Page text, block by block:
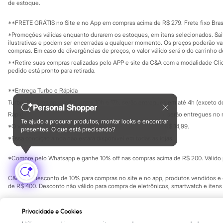
Yessica
Acessórios
Blusas
Calçados
Leggings
Shorts e Bermudas
Tops
Moda íntima
Cintas e Modeladores
Meias
Pijamas
Sutiãs e Tops
Moda praia
Maiôs
Saídas de praia
Personagens
Plus size
Blusas e Camisetas
Calças
Casacos e Jaquetas
Jeans
Personal Shopper
Te ajudo a procurar produtos, montar looks e encontrar
presentes. O que está precisando?
Investidores
Privacidade
Configuração de cookies
Minha privacidade
Educação
Formas de pagamento
de estoque.
**FRETE GRÁTIS no Site e no App em compras acima de R$ 279. Frete fixo
*Promoções válidas enquanto durarem os estoques, em itens selecionados.
ilustrativas e podem ser encerradas a qualquer momento. Os preços poderão
compras. Em caso de divergências de preços, o valor válido será o do carrinho
**Retire suas compras realizadas pelo APP e site da C&A com a modalidade
pedido está pronto para retirada.
**Entrega Turbo e Rápida
Turbo: Pedidos aprovados entre 10h e 17h, serão entregues em até 4h (exceto
Rápida: Pedidos com os pagamentos aprovados até as 10h, serão entregues
*O valor do frete para o turbo é R$ 24,99 e para a rápida é R$ 14,99.
*Essa condição ainda não estará disponível em todas as lojas.
*Compre pelo Whatsapp e ganhe 10% off nas compras acima de R$ 200.
C&A Pay: desconto de 10% para compras no site e no app, produtos vendidos
de R$ 400. Desconto não válido para compra de eletrônicos, smartwatch e
SP Cep: 06455-000 CNPJ 45.242.914/0001-05
Privacidade e Cookies